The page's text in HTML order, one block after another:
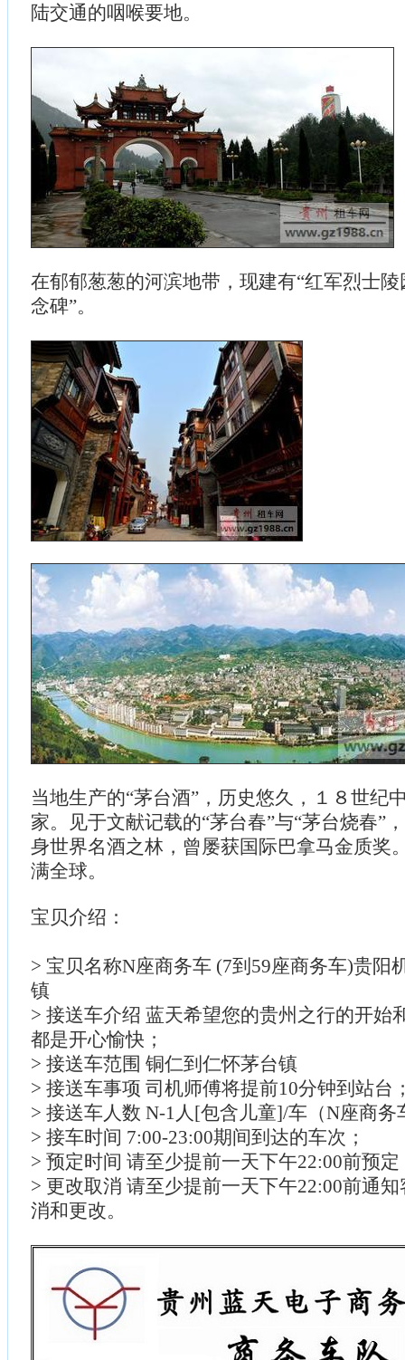
陆交通的咽喉要地。
在郁郁葱葱的河滨地带，现建有“红军烈士陵
念碑”。
当地生产的“茅台酒”，历史悠久，１８世纪
家。见于文献记载的“茅台春”与“茅台烧春”
身世界名酒之林，曾屡获国际巴拿马金质奖
满全球。
宝贝介绍：
> 宝贝名称N座商务车 (7到59座商务车)贵阳
镇
> 接送车介绍 蓝天希望您的贵州之行的开始
都是开心愉快；
> 接送车范围 铜仁到仁怀茅台镇
> 接送车事项 司机师傅将提前10分钟到站台
> 接送车人数 N-1人[包含儿童]/车（N座商务
> 接车时间 7:00-23:00期间到达的车次；
> 预定时间 请至少提前一天下午22:00前预
> 更改取消 请至少提前一天下午22:00前通
消和更改。